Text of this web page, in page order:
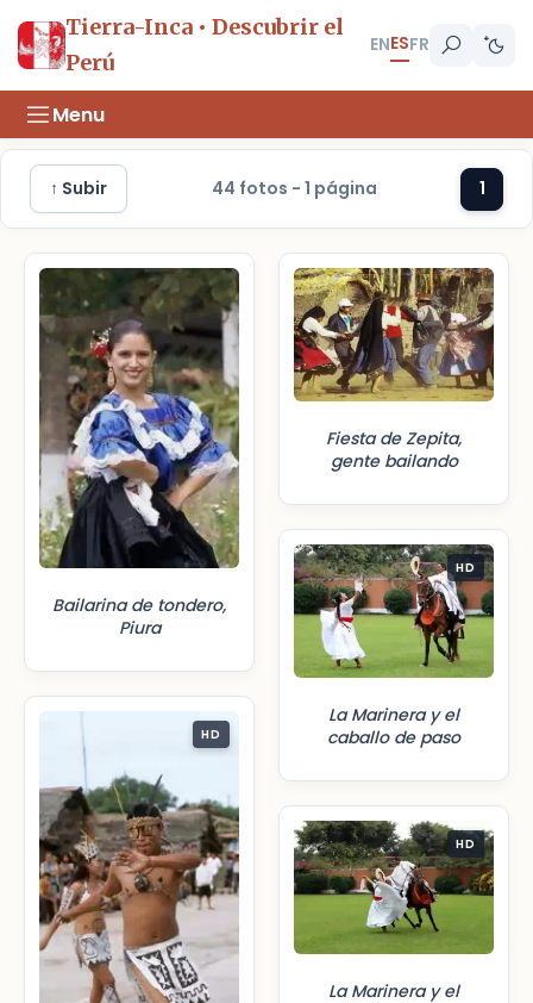
Tierra-Inca • Descubrir el
Perú
ENESFR
Menu
↑ Subir 44 fotos - 1 página 1
Bailarina de tondero,
Piura
HD
Fiesta de Zepita,
gente bailando
HD
La Marinera y el
caballo de paso
HD
La Marinera y el